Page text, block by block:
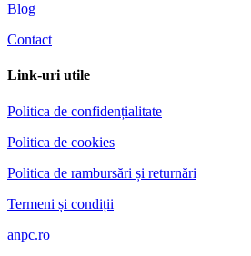
Blog
Contact
Link-uri utile
Politica de confidențialitate
Politica de cookies
Politica de rambursări și returnări
Termeni și condiții
anpc.ro